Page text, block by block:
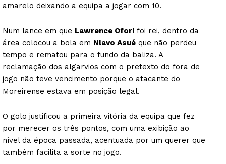
amarelo deixando a equipa a jogar com 10.
Num lance em que Lawrence Ofori foi rei, dentro da
área colocou a bola em Nlavo Asué que não perdeu
tempo e rematou para o fundo da baliza. A
reclamação dos algarvios com o pretexto do fora de
jogo não teve vencimento porque o atacante do
Moreirense estava em posição legal.
O golo justificou a primeira vitória da equipa que fez
por merecer os três pontos, com uma exibição ao
nível da época passada, acentuada por um querer que
também facilita a sorte no jogo.